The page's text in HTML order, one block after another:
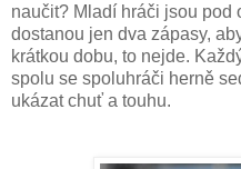
naučit? Mladí hráči jsou pod
dostanou jen dva zápasy,
krátkou dobu, to nejde.
spolu se spoluhráči herně
ukázat chuť a touhu.